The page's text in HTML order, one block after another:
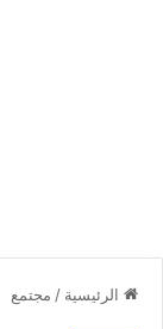
الرئيسية / مجتمع